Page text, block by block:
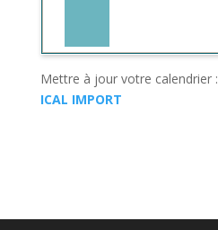
Mettre à jour votre calendrier :
ICAL IMPORT